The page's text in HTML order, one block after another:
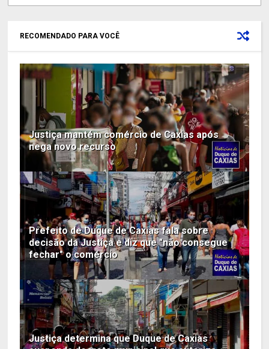
RECOMENDADO PARA VOCÊ
Justiça mantém comércio de Caxias após
nega novo recurso
Prefeito de Duque de Caxias fala sobre
decisão da Justiça e diz que "não consegue
fechar" o comércio
Justiça determina que Duque de Caxias